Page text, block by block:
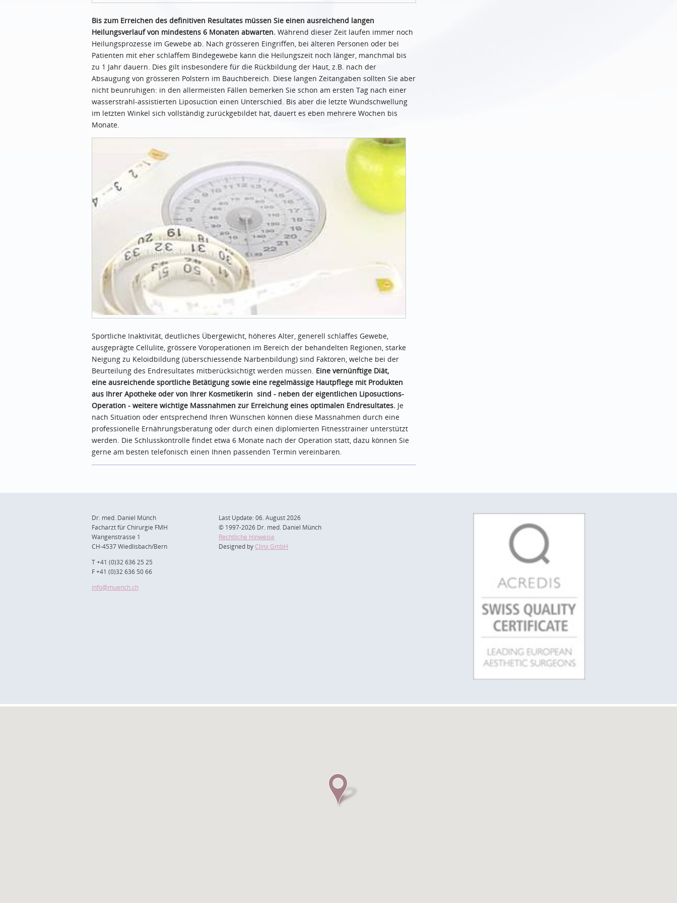
Bis zum Erreichen des definitiven Resultates müssen Sie einen ausreichend langen
Heilungsverlauf von mindestens 6 Monaten abwarten. Während dieser Zeit laufen immer noch
Heilungsprozesse im Gewebe ab. Nach grösseren Eingriffen, bei älteren Personen oder bei
Patienten mit eher schlaffem Bindegewebe kann die Heilungszeit noch länger, manchmal bis
zu 1 Jahr dauern. Dies gilt insbesondere für die Rückbildung der Haut, z.B. nach der
Absaugung von grösseren Polstern im Bauchbereich. Diese langen Zeitangaben sollten Sie aber
nicht beunruhigen: in den allermeisten Fällen bemerken Sie schon am ersten Tag nach einer
wasserstrahl-assistierten Liposuction einen Unterschied. Bis aber die letzte Wundschwellung
im letzten Winkel sich vollständig zurückgebildet hat, dauert es eben mehrere Wochen bis
Monate.
Sportliche Inaktivität, deutliches Übergewicht, höheres Alter, generell schlaffes Gewebe,
ausgeprägte Cellulite, grössere Voroperationen im Bereich der behandelten Regionen, starke
Neigung zu Keloidbildung (überschiessende Narbenbildung) sind Faktoren, welche bei der
Beurteilung des Endresultates mitberücksichtigt werden müssen. Eine vernünftige Diät,
eine ausreichende sportliche Betätigung sowie eine regelmässige Hautpflege mit Produkten
aus Ihrer Apotheke oder von Ihrer Kosmetikerin sind - neben der eigentlichen Liposuctions-
Operation - weitere wichtige Massnahmen zur Erreichung eines optimalen Endresultates. Je
nach Situation oder entsprechend Ihren Wünschen können diese Massnahmen durch eine
professionelle Ernährungsberatung oder durch einen diplomierten Fitnesstrainer unterstützt
werden. Die Schlusskontrolle findet etwa 6 Monate nach der Operation statt, dazu können Sie
gerne am besten telefonisch einen Ihnen passenden Termin vereinbaren.
Dr. med. Daniel Münch
Facharzt für Chirurgie FMH
Wangenstrasse 1
CH-4537 Wiedlisbach/Bern
T +41 (0)32 636 25 25
F +41 (0)32 636 50 66
info@muench.ch
Last Update: 06. August 2026
© 1997-2026 Dr. med. Daniel Münch
Rechtliche Hinweise
Designed by Clinx GmbH